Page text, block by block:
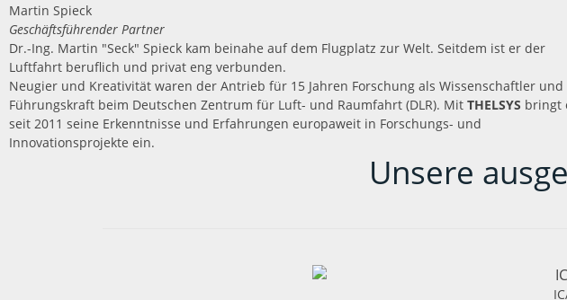
Martin Spieck
Geschäftsführender Partner
Dr.-Ing. Martin "Seck" Spieck kam beinahe auf dem Flugplatz zur Welt. Seitdem ist er der
Luftfahrt beruflich und privat eng verbunden.
Neugier und Kreativität waren der Antrieb für 15 Jahren Forschung als Wissenschaftler und
Führungskraft beim Deutschen Zentrum für Luft- und Raumfahrt (DLR). Mit THELSYS bringt
seit 2011 seine Erkenntnisse und Erfahrungen europaweit in Forschungs- und
Innovationsprojekte ein.
Unsere